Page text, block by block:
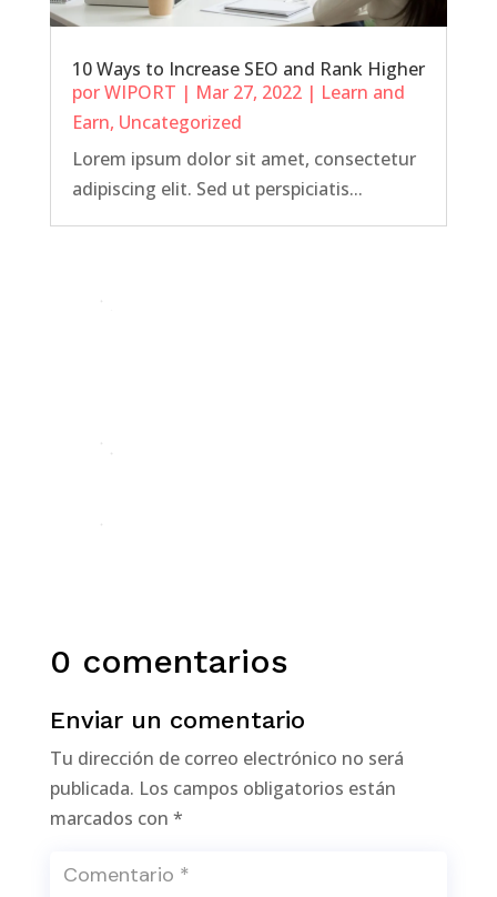
10 Ways to Increase SEO and Rank Higher
porWIPORT | Mar 27, 2022| Learn and
Earn, Uncategorized
Lorem ipsum dolor sit amet, consectetur
adipiscing elit. Sed ut perspiciatis...
0 comentarios
Enviar un comentario
Tu dirección de correo electrónico no será
publicada. Los campos obligatorios están
marcados con *